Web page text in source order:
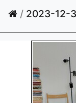
/ 2023-12-